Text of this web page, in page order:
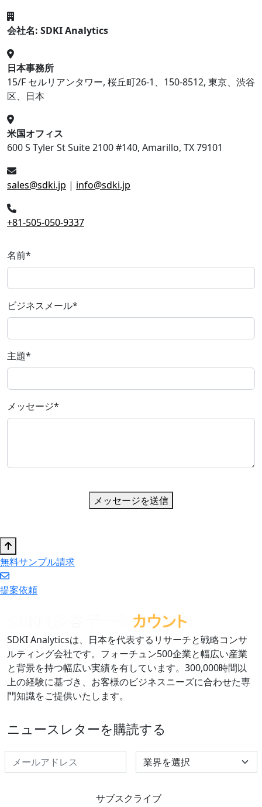
会社名: SDKI Analytics
日本事務所
15/F セルリアンタワー, 桜丘町26-1、150-8512, 東京、渋谷
区、日本
米国オフィス
600 S Tyler St Suite 2100 #140, Amarillo, TX 79101
sales@sdki.jp | info@sdki.jp
+81-505-050-9337
名前*
ビジネスメール*
主題*
メッセージ*
メッセージを送信
無料サンプル請求
提案依頼
SDKI Analyticsは、日本を代表するリサーチと戦略コンサ
ルティング会社です。フォーチュン500企業と幅広い産業
と背景を持つ幅広い実績を有しています。300,000時間以
上の経験に基づき、お客様のビジネスニーズに合わせた専
門知識をご提供いたします。
ニュースレターを購読する
Select Industry
サブスクライブ